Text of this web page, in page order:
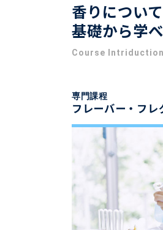
香りについ
基礎から学
Course Intriduction
専門課程
フレーバー・フレ